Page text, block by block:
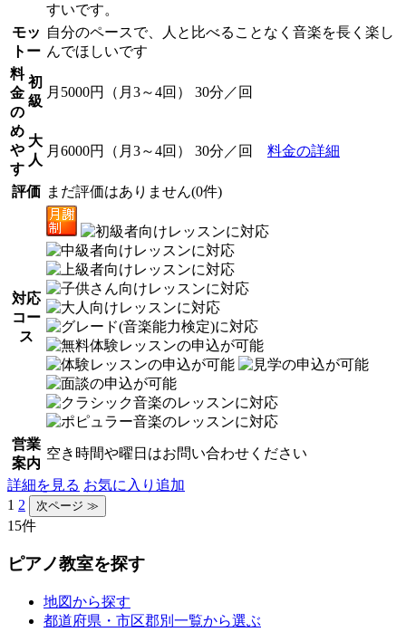
すいです。
モッ
トー
自分のペースで、人と比べることなく音楽を長く楽し
んでほしいです
料
金
の
め
や
す
初
級
月5000円（月3～4回） 30分／回
大
人
月6000円（月3～4回） 30分／回 料金の詳細
評価 まだ評価はありません(0件)
対応
コー
ス
営業
案内
空き時間や曜日はお問い合わせください
詳細を見る お気に入り追加
1 2
15件
ピアノ教室を探す
地図から探す
都道府県・市区郡別一覧から選ぶ